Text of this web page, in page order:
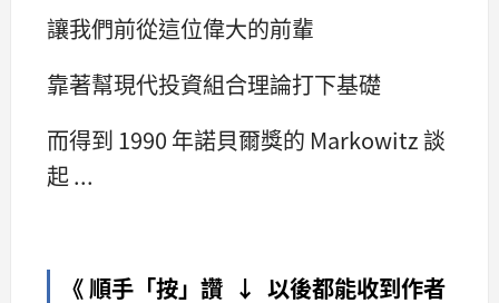
讓我們前從這位偉大的前輩
靠著幫現代投資組合理論打下基礎
而得到 1990 年諾貝爾獎的 Markowitz 談
起 ...
《 順手「按」讚 ↓ 以後都能收到作者